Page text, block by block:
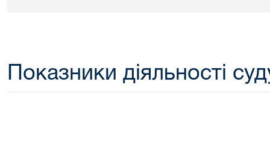
Показники діяльності